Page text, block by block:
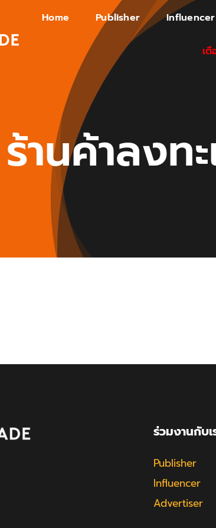
Home Publisher Influencer
เ
ร้านค้าลงท
ร่วมงานกับเ
Publisher
Influencer
Advertiser